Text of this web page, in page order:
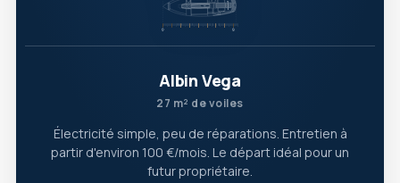
Albin Vega
27 m² de voiles
Électricité simple, peu de réparations. Entretien à
partir d'environ 100 €/mois. Le départ idéal pour un
futur propriétaire.